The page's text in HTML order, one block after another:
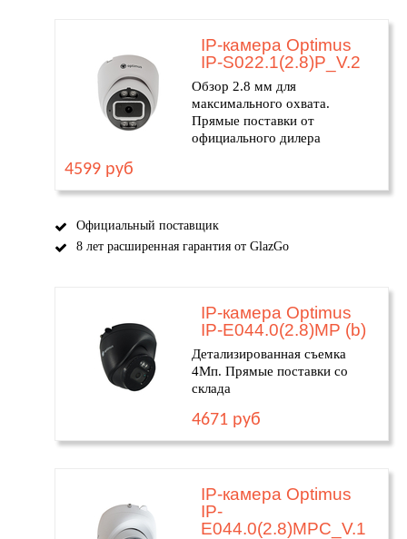
IP-камера Optimus
IP-S022.1(2.8)P_V.2
Обзор 2.8 мм для
максимального охвата.
Прямые поставки от
официального дилера
4599 руб
Официальный поставщик
8 лет расширенная гарантия от GlazGo
IP-камера Optimus
IP-E044.0(2.8)MP (b)
Детализированная съемка
4Мп. Прямые поставки со
склада
4671 руб
IP-камера Optimus
IP-
E044.0(2.8)MPC_V.1